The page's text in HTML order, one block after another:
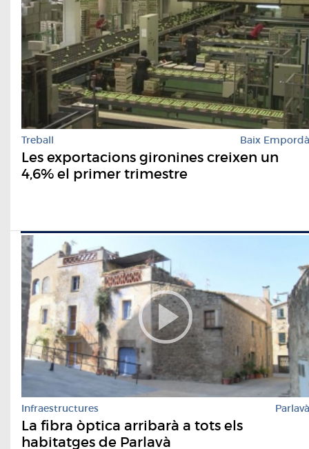
Treball Baix Empordà
Les exportacions gironines creixen un
4,6% el primer trimestre
Infraestructures Parlavà
La fibra òptica arribarà a tots els
habitatges de Parlavà